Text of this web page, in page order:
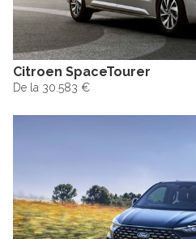
Citroen SpaceTourer
De la 30.583 €